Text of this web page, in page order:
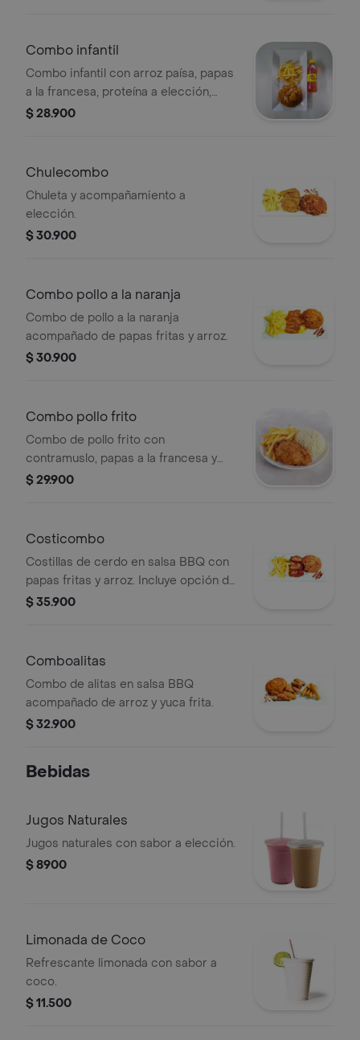
Combo infantil
Combo infantil con arroz paísa, papas
a la francesa, proteína a elección,
bebida y bombón.
$ 28.900
Chulecombo
Chuleta y acompañamiento a
elección.
$ 30.900
Combo pollo a la naranja
Combo de pollo a la naranja
acompañado de papas fritas y arroz.
$ 30.900
Combo pollo frito
Combo de pollo frito con
contramuslo, papas a la francesa y
arroz blanco.
$ 29.900
Costicombo
Costillas de cerdo en salsa BBQ con
papas fritas y arroz. Incluye opción de
acompañamiento a elección.
$ 35.900
Comboalitas
Combo de alitas en salsa BBQ
acompañado de arroz y yuca frita.
$ 32.900
Bebidas
Jugos Naturales
Jugos naturales con sabor a elección.
$ 8900
Limonada de Coco
Refrescante limonada con sabor a
coco.
$ 11.500